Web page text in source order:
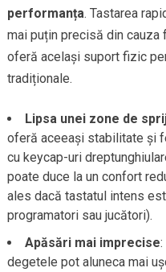
performanța. Tastarea
mai puțin precisă din cauza
oferă același suport fizic
tradiționale.
Lipsa unei zone de
oferă aceeași stabilitate și
cu keycap-uri
poate duce la un confort
ales dacă tastatul intens
programatori sau jucători).
Apăsări mai imprecise
degetele pot aluneca mai